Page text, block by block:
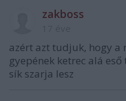
zakboss
azért azt tudjuk, hogy
gyepének ketrec alá
sík szarja lesz